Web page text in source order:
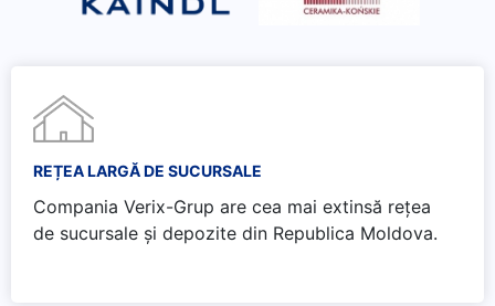
REȚEA LARGĂ DE SUCURSALE
Compania Verix-Grup are cea mai extinsă rețea
de sucursale și depozite din Republica Moldova.